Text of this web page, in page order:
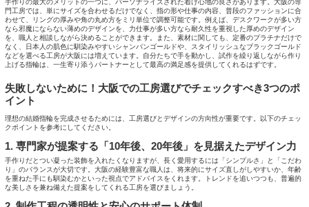
手作りの最大のメリットの一つに、パーソナライズされた着け心地の良さがあります。大阪の専
門工房では、単にサイズを合わせるだけでなく、指の形や仕事の内容、普段のファッションに合
わせて、リングの厚みや角の丸め方をミリ単位で調整可能です。例えば、デスクワークが多い方
なら邪魔にならない薄めのデザインを、力仕事が多い方なら耐久性を重視した厚めのデザイン
を、職人と相談しながら決めることができます。また、素材に関しても、定番のプラチナだけで
なく、日本人の肌色に馴染みやすいシャンパンゴールドや、スタイリッシュなブラックゴールド
などを選べる工房が大阪には増えています。自分たちで手を動かし、試作を繰り返しながら作り
上げる指輪は、一生寄り添うパートナーとして最高の満足感を提供してくれるはずです。
失敗しないために！大阪での工房選びでチェックすべき3つのポ
イント
理想の結婚指輪を完成させるためには、工房選びとデザインの方向性が重要です。以下のチェッ
クポイントを参考にしてください。
1. 専門家が提案する「10年後、20年後」を見据えたデザイン力
手作りだとつい凝った装飾を入れたくなりますが、長く愛用するには「シンプルさ」と「こだわ
り」のバランスが大切です。大阪の経験豊富な職人は、将来的にサイズ直しがしやすいか、年齢
を重ねた手にも馴染むかといった視点でアドバイスをくれます。トレンドを追いつつも、普遍的
な美しさを兼ね備えた提案をしてくれる工房を選びましょう。